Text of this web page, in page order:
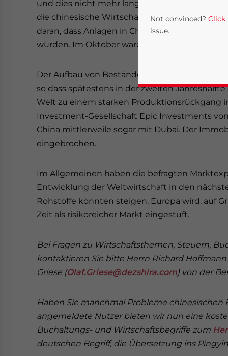
und dies nicht mehr lange gut gehen wird. 62
die chinesische Wirtschaft als Blase
daran, dass Anlagen in China die beste
würden. Im Oktober waren das noch rund 44
Der Aufbau von Beständen und
so dass spätestens in der zweiten
Welt zu einem starken Produktionsrückgang
Investment-Gesellschaft Epic Investments
China mittlerweile sogar mit Dubai. Der
eingebrochen.
Im Allgemeinen haben die befragten
Entwicklung der Weltwirtschaft in den
Rohstoffe könnten steigen. Europa wird, auf
Zeit als risikoreicher Markt eingestuft.
Bei Fragen zu Wirtschaftsthemen, Steuern,
kontaktieren Sie bitte Herrn Richard Hoffmann
Griese (Olaf.Griese@dezshira.com) von der
Haben Sie manchmal Probleme
angemeldete Nutzer bieten wir nun eine
Buchaltungs- und Wirtschaftsbegriffe zum
deutschen Begriff, die Übersetzung ins
Not convinced? Click
issue.